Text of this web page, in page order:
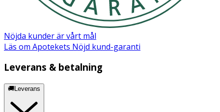
Nöjda kunder är vårt mål
Läs om Apotekets Nöjd kund-garanti
Leverans & betalning
🚚Leverans